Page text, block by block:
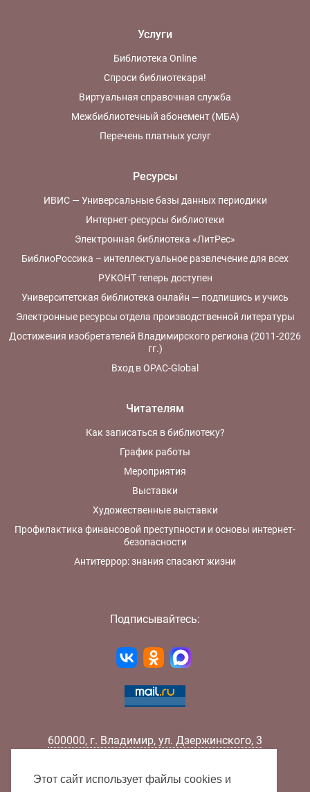
Услуги
Библиотека Online
Спроси библиотекаря!
Виртуальная справочная служба
Межбиблиотечный абонемент (МБА)
Перечень платных услуг
Ресурсы
ИВИС — Универсальные базы данных периодики
Интернет-ресурсы библиотеки
Электронная библиотека «ЛитРес»
БиблиоРоссика – интеллектуальное развлечение для всех
РУКОНТ теперь доступен
Университетская библиотека онлайн — подпишись и учись
Электронные ресурсы отдела производственной литературы
Достижения изобретателей Владимирского региона (2011-2026
гг.)
Вход в OPAC-Global
Читателям
Как записаться в библиотеку?
График работы
Мероприятия
Выставки
Художественные выставки
Профилактика финансовой преступности и основы интернет-
безопасности
Антитеррор: знания спасают жизни
Подписывайтесь:
600000, г. Владимир, ул. Дзержинского, 3
Факс:
+7 (4922) 32-52-88
Этот сайт использует файлы cookies и